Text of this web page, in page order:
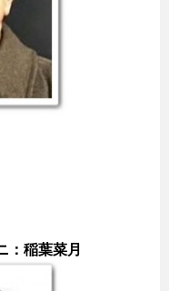
：稲葉菜月